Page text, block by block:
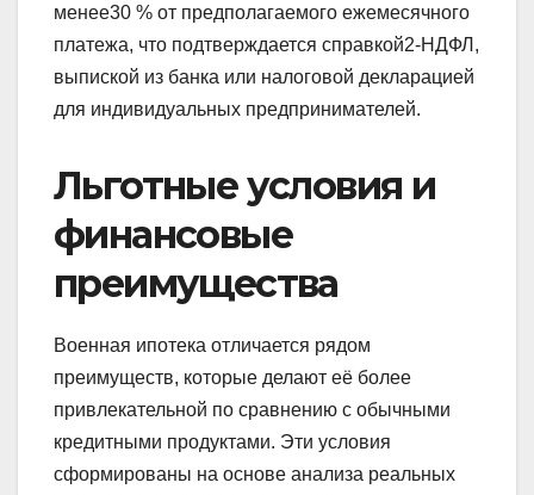
менее30 % от предполагаемого ежемесячного
платежа, что подтверждается справкой2‑НДФЛ,
выпиской из банка или налоговой декларацией
для индивидуальных предпринимателей.
Льготные условия и
финансовые
преимущества
Военная ипотека отличается рядом
преимуществ, которые делают её более
привлекательной по сравнению с обычными
кредитными продуктами. Эти условия
сформированы на основе анализа реальных